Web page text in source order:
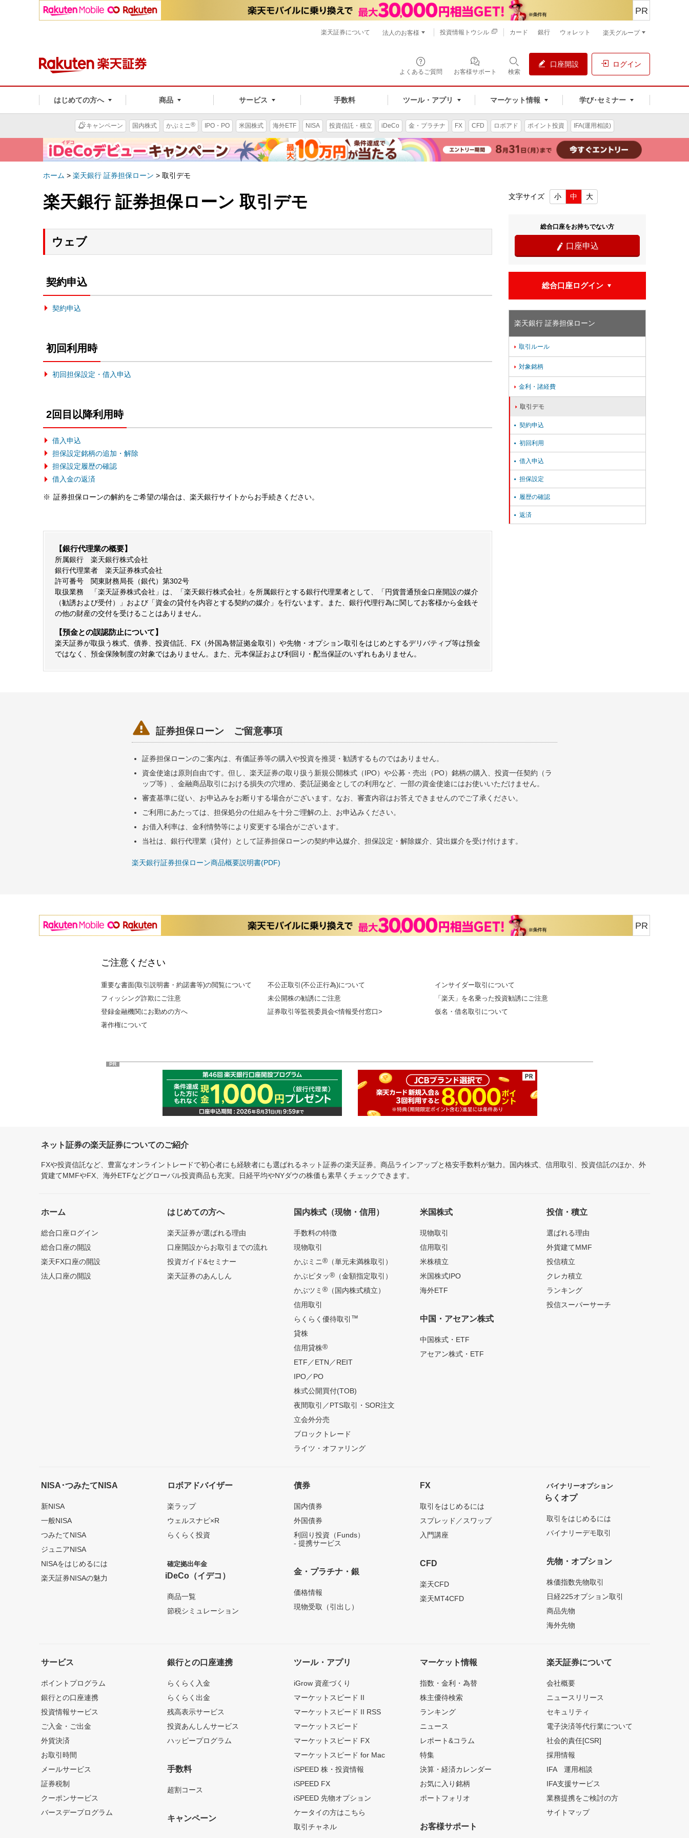
よくあるご質問 お客様サポート 検索
口座開設 ログイン
はじめての方へ 商品 サービス 手数料 ツール・アプリ マーケット情報 学び･セミナー
PR
楽天証券について 法人のお客様 投資情報トウシル カード 銀行 ウォレット 楽天グループ
キャンペーン 国内株式 かぶミニ® IPO・PO 米国株式 海外ETF NISA 投資信託・積立 iDeCo 金・プラチナ FX CFD ロボアド ポイント投資 IFA(運用相談)
ホーム > 楽天銀行 証券担保ローン > 取引デモ
楽天銀行 証券担保ローン 取引デモ
ウェブ
契約申込
契約申込
初回利用時
初回担保設定・借入申込
2回目以降利用時
借入申込
担保設定銘柄の追加・解除
担保設定履歴の確認
借入金の返済
証券担保ローンの解約をご希望の場合は、楽天銀行サイトからお手続きください。
【銀行代理業の概要】
所属銀行 楽天銀行株式会社
銀行代理業者 楽天証券株式会社
許可番号 関東財務局長（銀代）第302号
取扱業務 「楽天証券株式会社」は、「楽天銀行株式会社」を所属銀行とする銀行代理業者として、「円貨普通預金口座開設の媒介
（勧誘および受付）」および「資金の貸付を内容とする契約の媒介」を行ないます。また、銀行代理行為に関してお客様から金銭そ
の他の財産の交付を受けることはありません。
【預金との誤認防止について】
楽天証券が取扱う株式、債券、投資信託、FX（外国為替証拠金取引）や先物・オプション取引をはじめとするデリバティブ等は預金
ではなく、預金保険制度の対象ではありません。また、元本保証および利回り・配当保証のいずれもありません。
文字サイズ 小 中 大
総合口座をお持ちでない方
 口座申込
総合口座ログイン
楽天銀行 証券担保ローン
 取引ルール
 対象銘柄
 金利・諸経費
 取引デモ
 契約申込
 初回利用
 借入申込
 担保設定
 履歴の確認
 返済
 証券担保ローン ご留意事項
証券担保ローンのご案内は、有価証券等の購入や投資を推奨・勧誘するものではありません。
資金使途は原則自由です。但し、楽天証券の取り扱う新規公開株式（IPO）や公募・売出（PO）銘柄の購入、投資一任契約（ラ
ップ等）、金融商品取引における損失の穴埋め、委託証拠金としての利用など、一部の資金使途にはお使いいただけません。
審査基準に従い、お申込みをお断りする場合がございます。なお、審査内容はお答えできませんのでご了承ください。
ご利用にあたっては、担保処分の仕組みを十分ご理解の上、お申込みください。
お借入利率は、金利情勢等により変更する場合がございます。
当社は、銀行代理業（貸付）として証券担保ローンの契約申込媒介、担保設定・解除媒介、貸出媒介を受け付けます。
楽天銀行証券担保ローン商品概要説明書(PDF)
PR
ご注意ください
重要な書面(取引説明書・約諾書等)の閲覧について
フィッシング詐欺にご注意
登録金融機関にお勤めの方へ
著作権について
不公正取引(不公正行為)について
未公開株の勧誘にご注意
証券取引等監視委員会<情報受付窓口>
インサイダー取引について
「楽天」を名乗った投資勧誘にご注意
仮名・借名取引について
PR
ネット証券の楽天証券についてのご紹介
FXや投資信託など、豊富なオンライントレードで初心者にも経験者にも選ばれるネット証券の楽天証券。商品ラインアップと格安手数料が魅力。国内株式、信用取引、投資信託のほか、外
貨建てMMFやFX、海外ETFなどグローバル投資商品も充実。日経平均やNYダウの株価も素早くチェックできます。
ホーム
総合口座ログイン
総合口座の開設
楽天FX口座の開設
法人口座の開設
はじめての方へ
楽天証券が選ばれる理由
口座開設からお取引までの流れ
投資ガイド&セミナー
楽天証券のあんしん
国内株式（現物・信用）
手数料の特徴
現物取引
かぶミニ®（単元未満株取引）
かぶピタッ®（金額指定取引）
かぶツミ ®（国内株式積立）
信用取引
らくらく優待取引 ™
貸株
信用貸株®
ETF／ETN／REIT
IPO／PO
株式公開買付(TOB)
夜間取引／PTS取引・SOR注文
立会外分売
ブロックトレード
ライツ・オファリング
米国株式
現物取引
信用取引
米株積立
米国株式IPO
海外ETF
中国・アセアン株式
中国株式・ETF
アセアン株式・ETF
投信・積立
選ばれる理由
外貨建てMMF
投信積立
クレカ積立
ランキング
投信スーパーサーチ
NISA･つみたてNISA
新NISA
一般NISA
つみたてNISA
ジュニアNISA
NISAをはじめるには
楽天証券NISAの魅力
ロボアドバイザー
楽ラップ
ウェルスナビ×R
らくらく投資
確定拠出年金
iDeCo（イデコ）
商品一覧
節税シミュレーション
債券
国内債券
外国債券
利回り投資（Funds）
- 提携サービス
金・プラチナ・銀
価格情報
現物受取（引出し）
FX
取引をはじめるには
スプレッド／スワップ
入門講座
CFD
楽天CFD
楽天MT4CFD
バイナリーオプション
らくオプ
取引をはじめるには
バイナリーデモ取引
先物・オプション
株価指数先物取引
日経225オプション取引
商品先物
海外先物
サービス
ポイントプログラム
銀行との口座連携
投資情報サービス
ご入金・ご出金
外貨決済
お取引時間
メールサービス
証券税制
クーポンサービス
バースデープログラム
銀行との口座連携
らくらく入金
らくらく出金
残高表示サービス
投資あんしんサービス
ハッピープログラム
手数料
超割コース
キャンペーン
ツール・アプリ
iGrow 資産づくり
マーケットスピード II
マーケットスピード II RSS
マーケットスピード
マーケットスピード FX
マーケットスピード for Mac
iSPEED 株・投資情報
iSPEED FX
iSPEED 先物オプション
ケータイの方はこちら
取引チャネル
マーケット情報
指数・金利・為替
株主優待検索
ランキング
ニュース
レポート&コラム
特集
決算・経済カレンダー
お気に入り銘柄
ポートフォリオ
お客様サポート
楽天証券について
会社概要
ニュースリリース
セキュリティ
電子決済等代行業について
社会的責任[CSR]
採用情報
IFA 運用相談
IFA支援サービス
業務提携をご検討の方
サイトマップ